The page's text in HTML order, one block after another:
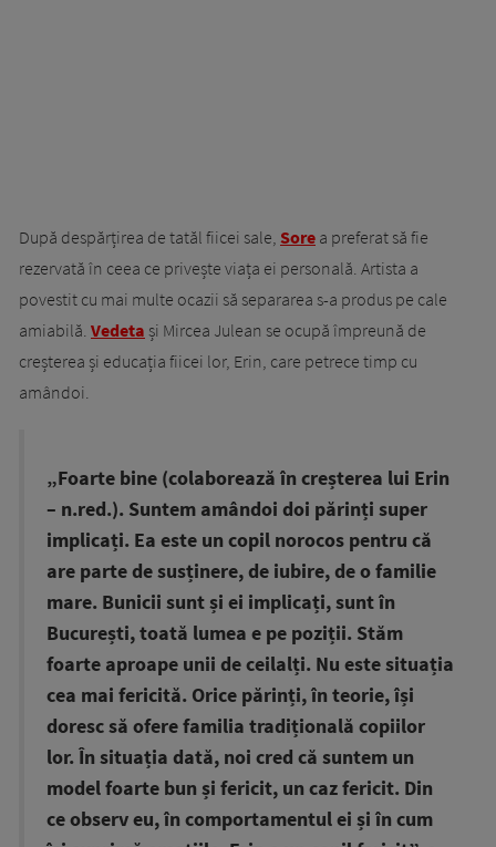
După despărțirea de tatăl fiicei sale, Sore a preferat să fie
rezervată în ceea ce privește viața ei personală. Artista a
povestit cu mai multe ocazii să separarea s-a produs pe cale
amiabilă. Vedeta și Mircea Julean se ocupă împreună de
creșterea și educația fiicei lor, Erin, care petrece timp cu
amândoi.
„Foarte bine (colaborează în creșterea lui Erin
– n.red.). Suntem amândoi doi părinți super
implicați. Ea este un copil norocos pentru că
are parte de susținere, de iubire, de o familie
mare. Bunicii sunt și ei implicați, sunt în
București, toată lumea e pe poziții. Stăm
foarte aproape unii de ceilalți. Nu este situația
cea mai fericită. Orice părinți, în teorie, își
doresc să ofere familia tradițională copiilor
lor. În situația dată, noi cred că suntem un
model foarte bun și fericit, un caz fericit. Din
ce observ eu, în comportamentul ei și în cum